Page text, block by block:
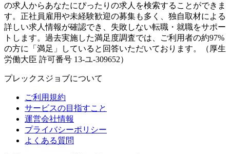
の求人からあなたにぴったりの求人を検索することができま
す。正社員雇用や未経験歓迎の募集も多く、独自取材による
詳しい求人情報が確認でき、失敗しない転職・就職をサポー
トします。過去実施した満足度調査では、ご利用者の約97%
の方に「満足」していると回答いただいております。（厚生
労働大臣 許可番号 13-ユ-309652）
プレックスジョブについて
ご利用規約
サービスの目指すこと
運営会社情報
プライバシーポリシー
よくある質問